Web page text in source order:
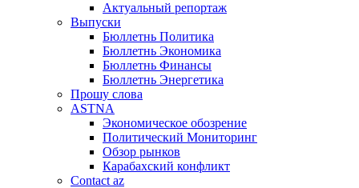
Актуальный репортаж
Выпуски
Бюллетнь Политика
Бюллетнь Экономика
Бюллетнь Финансы
Бюллетнь Энергетика
Прошу слова
ASTNA
Экономическое обозрение
Политический Мониторинг
Обзор рынков
Карабахский конфликт
Contact az